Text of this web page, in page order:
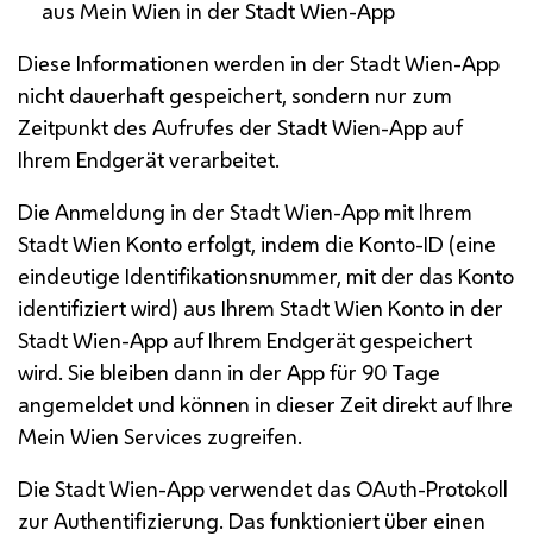
aus Mein Wien in der Stadt Wien-App
Diese Informationen werden in der Stadt Wien-App
nicht dauerhaft gespeichert, sondern nur zum
Zeitpunkt des Aufrufes der Stadt Wien-App auf
Ihrem Endgerät verarbeitet.
Die Anmeldung in der Stadt Wien-App mit Ihrem
Stadt Wien Konto erfolgt, indem die Konto-ID (eine
eindeutige Identifikationsnummer, mit der das Konto
identifiziert wird) aus Ihrem Stadt Wien Konto in der
Stadt Wien-App auf Ihrem Endgerät gespeichert
wird. Sie bleiben dann in der Appfür 90 Tage
angemeldet und können in dieser Zeit direkt auf Ihre
Mein Wien Services zugreifen.
Die Stadt Wien-Appverwendet das OAuth-Protokoll
zur Authentifizierung. Das funktioniert über einen